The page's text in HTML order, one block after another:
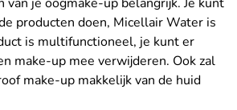
producten doen, Micellair Water is
is multifunctioneel, je kunt er
make-up mee verwijderen. Ook zal
make-up makkelijk van de huid